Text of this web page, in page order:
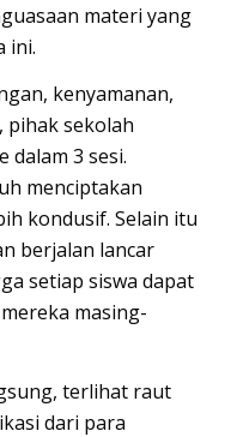
materi yang
ini.
kenyamanan,
pihak sekolah
dalam 3 sesi.
menciptakan
kondusif. Selain itu
berjalan lancar
setiap siswa dapat
masing-
terlihat raut
dari para